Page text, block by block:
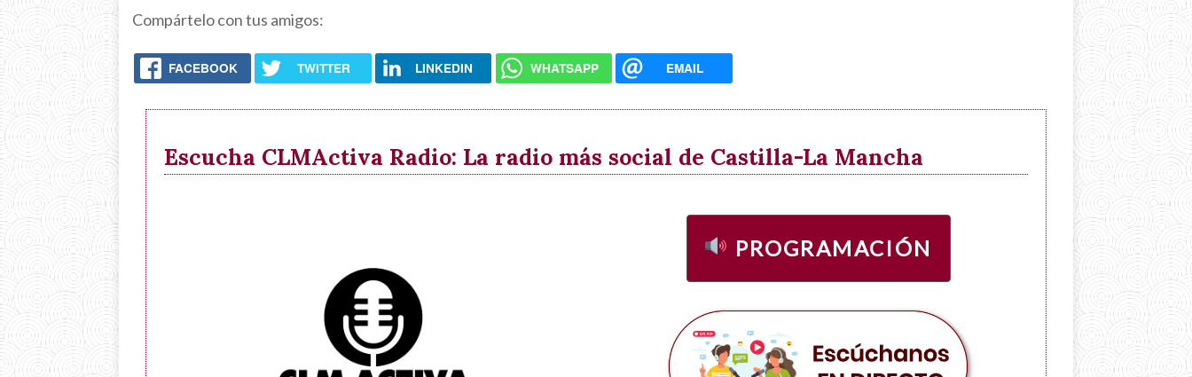
Compártelo con tus amigos:
FACEBOOK TWITTER LINKEDIN WHATSAPP EMAIL
Escucha CLMActiva Radio: La radio más social de Castilla-La Mancha
PROGRAMACIÓN